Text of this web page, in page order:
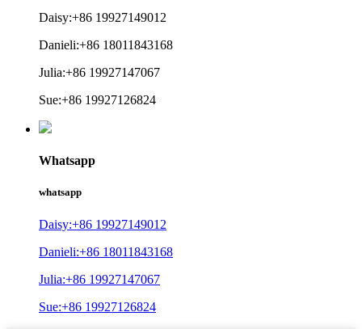
Daisy:+86 19927149012
Danieli:+86 18011843168
Julia:+86 19927147067
Sue:+86 19927126824
Whatsapp
whatsapp
Daisy:+86 19927149012
Danieli:+86 18011843168
Julia:+86 19927147067
Sue:+86 19927126824